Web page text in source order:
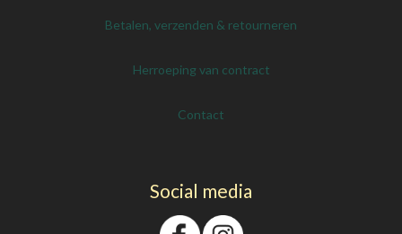
Betalen, verzenden & retourneren
Herroeping van contract
Contact
Social media